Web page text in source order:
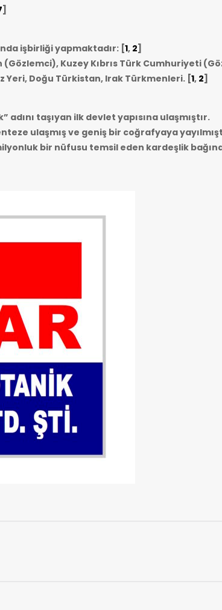
]
işbirliği yapmaktadır: [1, 2]
Kuzey Kıbrıs Türk Cumhuriyeti
Yeri, Doğu Türkistan, Irak Türkmenleri.[1, 2]
taşıyan ilk devlet yapısına ulaşmıştır.
ulaşmış ve geniş bir coğrafyaya
bir nüfusu temsil eden kardeşlik